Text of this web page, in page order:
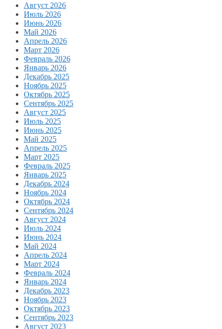
Август 2026
Июль 2026
Июнь 2026
Май 2026
Апрель 2026
Март 2026
Февраль 2026
Январь 2026
Декабрь 2025
Ноябрь 2025
Октябрь 2025
Сентябрь 2025
Август 2025
Июль 2025
Июнь 2025
Май 2025
Апрель 2025
Март 2025
Февраль 2025
Январь 2025
Декабрь 2024
Ноябрь 2024
Октябрь 2024
Сентябрь 2024
Август 2024
Июль 2024
Июнь 2024
Май 2024
Апрель 2024
Март 2024
Февраль 2024
Январь 2024
Декабрь 2023
Ноябрь 2023
Октябрь 2023
Сентябрь 2023
Август 2023